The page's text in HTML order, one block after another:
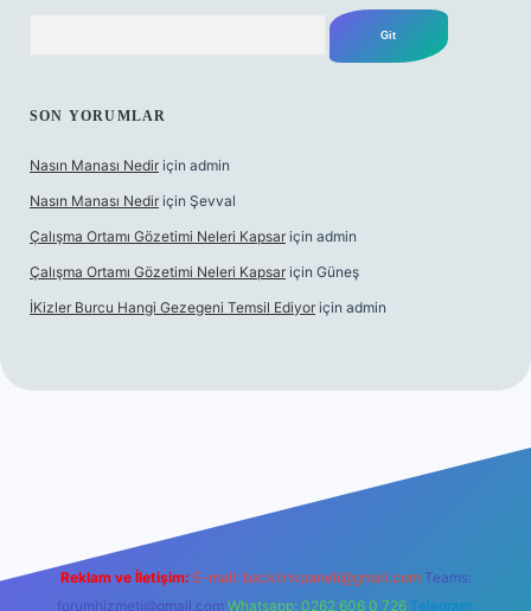
SON YORUMLAR
Nasın Manası Nedir için admin
Nasın Manası Nedir için Şevval
Çalışma Ortamı Gözetimi Neleri Kapsar için admin
Çalışma Ortamı Gözetimi Neleri Kapsar için Güneş
İKizler Burcu Hangi Gezegeni Temsil Ediyor için admin
Reklam ve İletişim: E-mail: backlinkpaneli@gmail.com Teams:
forumhizmeti@gmail.com Whatsapp: 0262 606 0 726 Telegram: